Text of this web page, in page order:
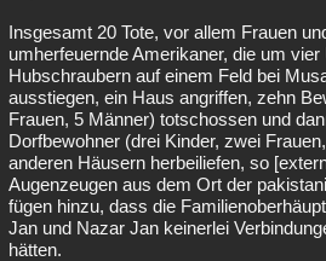
Insgesamt 20 Tote, vor allem Frauen
umherfeuernde Amerikaner, die um
Hubschraubern auf einem Feld bei
ausstiegen, ein Haus angriffen, zehn
Frauen, 5 Männer) totschossen und
Dorfbewohner (drei Kinder, zwei
anderen Häusern herbeiliefen, so
Augenzeugen aus dem Ort der
fügen hinzu, dass die
Jan und Nazar Jan keinerlei
hätten.